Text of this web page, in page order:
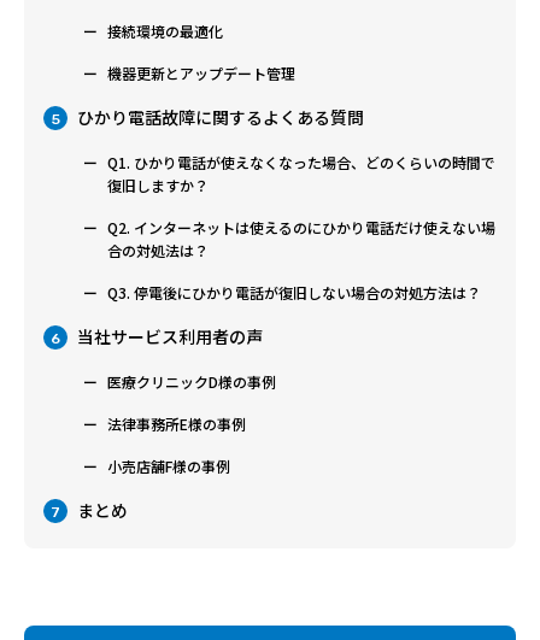
接続環境の最適化
機器更新とアップデート管理
5 ひかり電話故障に関するよくある質問
Q1. ひかり電話が使えなくなった場合、どのくらいの時間で
復旧しますか？
Q2. インターネットは使えるのにひかり電話だけ使えない場
合の対処法は？
Q3. 停電後にひかり電話が復旧しない場合の対処方法は？
6 当社サービス利用者の声
医療クリニックD様の事例
法律事務所E様の事例
小売店舗F様の事例
7 まとめ